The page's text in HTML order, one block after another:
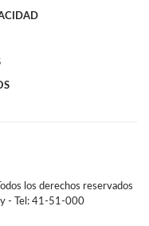
los derechos reservados
- Tel: 41-51-000